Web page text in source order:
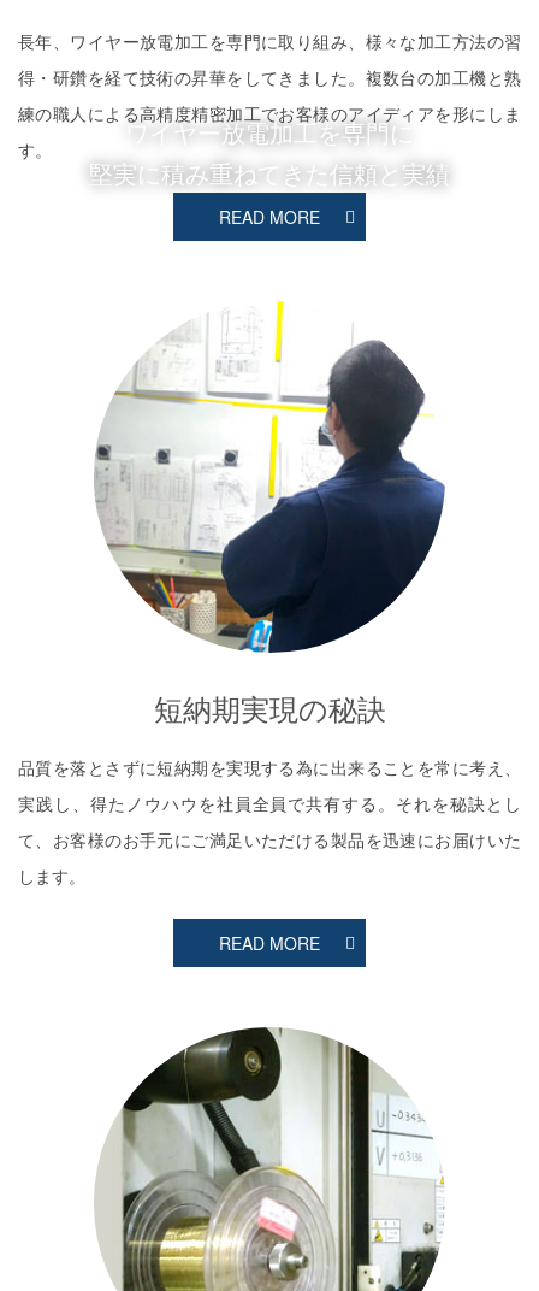
ワイヤー放電加工を専門に
堅実に積み重ねてきた信頼と実績
長年、ワイヤー放電加工を専門に取り組み、様々な加工方法の習
得・研鑽を経て技術の昇華をしてきました。複数台の加工機と熟
練の職人による高精度精密加工でお客様のアイディアを形にしま
す。
READ MORE
短納期実現の秘訣
品質を落とさずに短納期を実現する為に出来ることを常に考え、
実践し、得たノウハウを社員全員で共有する。それを秘訣とし
て、お客様のお手元にご満足いただける製品を迅速にお届けいた
します。
READ MORE